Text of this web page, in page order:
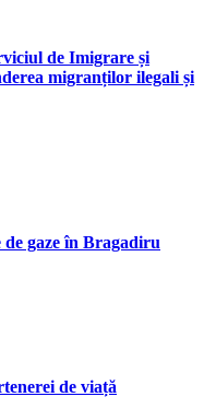
de Imigrare și
migranților ilegali și
gaze în Bragadiru
de viață